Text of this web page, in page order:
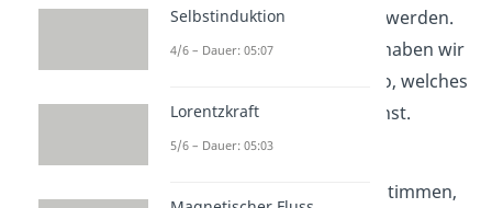
Ampermeters beobachtet werden.
Zum ThemaLorentzkraft
haben wir
ebenfalls ein eigenes Video, welches
du dir gerne ansehen kannst.
Um die Richtung des
zu bestimmen,
Selbstinduktion
4/6 – Dauer: 05:07
Lorentzkraft
5/6 – Dauer: 05:03